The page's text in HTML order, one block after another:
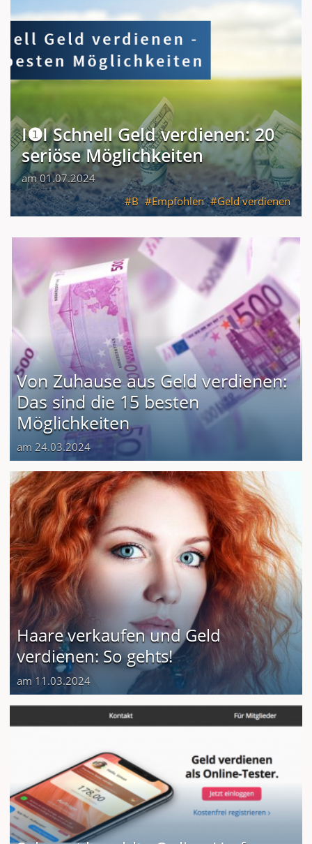
I❶I Schnell Geld verdienen: 20
seriöse Möglichkeiten
am 01.07.2024
B
Empfohlen Geld verdienen
Von Zuhause aus Geld verdienen:
Das sind die 15 besten
Möglichkeiten
am 24.03.2024
Haare verkaufen und Geld
verdienen: So gehts!
am 11.03.2024